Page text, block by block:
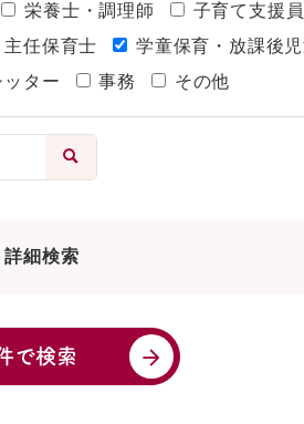
栄養士・調理師 子育て支援員
主任保育士
学童保育・放課後
ター 事務 その他
詳細検索
で検索